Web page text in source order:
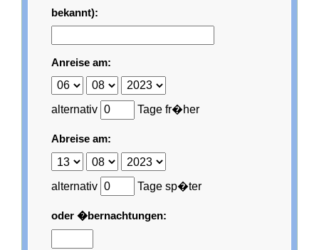
bekannt):
Anreise am:
alternativ Tage fr�her
Abreise am:
alternativ Tage sp�ter
oder �bernachtungen: